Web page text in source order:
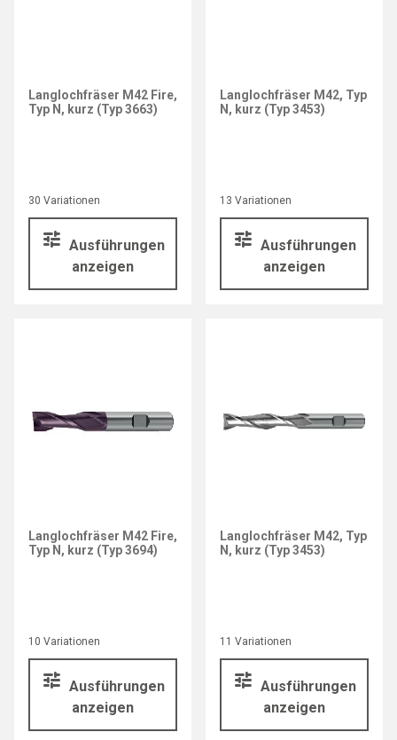
30 Variationen
Ausführungen
anzeigen
Langlochfräser M42 Fire,
Typ N, kurz (Typ 3663)
13 Variationen
Ausführungen
anzeigen
Langlochfräser M42, Typ
N, kurz (Typ 3453)
10 Variationen
Ausführungen
anzeigen
Langlochfräser M42 Fire,
Typ N, kurz (Typ 3694)
11 Variationen
Ausführungen
anzeigen
Langlochfräser M42, Typ
N, kurz (Typ 3453)